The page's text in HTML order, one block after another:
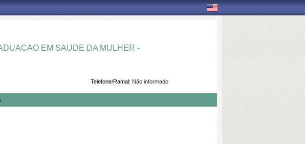
EM SAUDE DA MULHER -
Telefone/Ramal: Não informado